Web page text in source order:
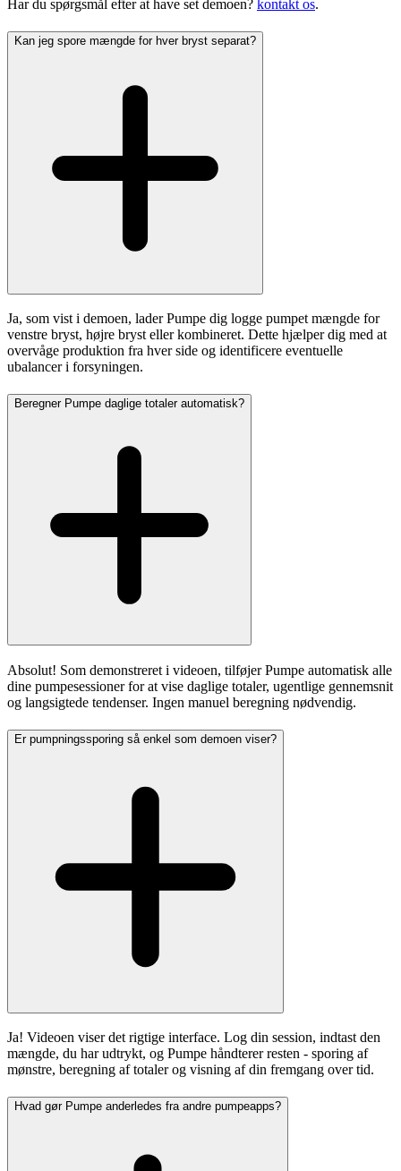
Har du spørgsmål efter at have set demoen? kontakt os.
Kan jeg spore mængde for hver bryst separat?
Ja, som vist i demoen, lader Pumpe dig logge pumpet mængde for
venstre bryst, højre bryst eller kombineret. Dette hjælper dig med at
overvåge produktion fra hver side og identificere eventuelle
ubalancer i forsyningen.
Beregner Pumpe daglige totaler automatisk?
Absolut! Som demonstreret i videoen, tilføjer Pumpe automatisk alle
dine pumpesessioner for at vise daglige totaler, ugentlige gennemsnit
og langsigtede tendenser. Ingen manuel beregning nødvendig.
Er pumpningssporing så enkel som demoen viser?
Ja! Videoen viser det rigtige interface. Log din session, indtast den
mængde, du har udtrykt, og Pumpe håndterer resten - sporing af
mønstre, beregning af totaler og visning af din fremgang over tid.
Hvad gør Pumpe anderledes fra andre pumpeapps?